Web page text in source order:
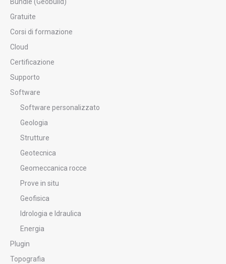
Gratuite
Corsi di formazione
Cloud
Certificazione
Supporto
Software
Software personalizzato
Geologia
Strutture
Geotecnica
Geomeccanica rocce
Prove in situ
Geofisica
Idrologia e Idraulica
Energia
Plugin
Topografia